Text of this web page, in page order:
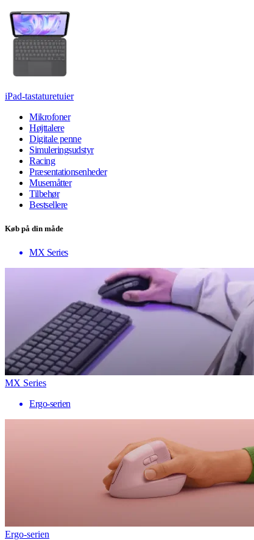
iPad-tastaturetuier
Mikrofoner
Højttalere
Digitale penne
Simuleringsudstyr
Racing
Præsentationsenheder
Musemåtter
Tilbehør
Bestsellere
Køb på din måde
MX Series
MX Series
Ergo-serien
Ergo-serien